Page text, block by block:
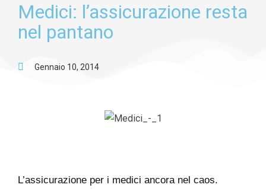
Medici: l’assicurazione resta
nel pantano
Gennaio 10, 2014
L’assicurazione per i medici ancora nel caos.